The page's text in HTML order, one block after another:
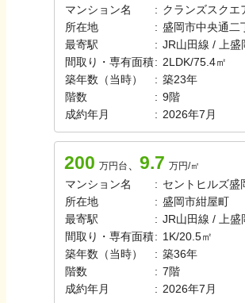
マンション名 : クランズスクエ
所在地
: 盛岡市中央通二
最寄駅
: JR山田線 / 上盛
間取り・専有面積: 2LDK/75.4㎡
築年数（当時）
: 築23年
階数
: 9階
成約年月
: 2026年7月
200 万円台 9.7 万円/㎡
マンション名 : セントヒルズ盛
所在地
: 盛岡市紺屋町
最寄駅
: JR山田線 / 上盛
間取り・専有面積: 1K/20.5㎡
築年数（当時）
: 築36年
階数
: 7 階
成約年月
: 2026年7月